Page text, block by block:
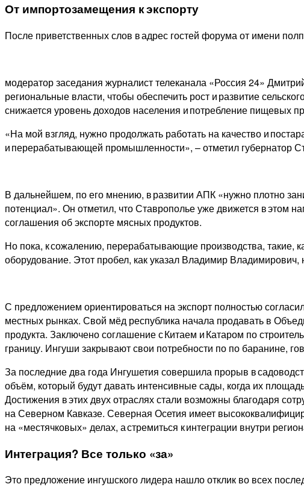
От импортозамещения к экспорту
После приветственных слов в адрес гостей форума от имени
модератор заседания журналист телеканала «Россия 24»
региональные власти, чтобы обеспечить рост и развитие
снижается уровень доходов населения и потребление пищевых
«На мой взгляд, нужно продолжать работать на качество и
и перерабатывающей промышленности», – отметил губернатор
В дальнейшем, по его мнению, в развитии АПК «нужно плотно
потенциал». Он отметил, что Ставрополье уже движется в этом
соглашения об экспорте мясных продуктов.
Но пока, к сожалению, перерабатывающие производства, такие,
оборудование. Этот пробел, как указал Владимир Владимирович,
С предложением ориентироваться на экспорт полностью
местных рынках. Свой мёд республика начала продавать в
продукта. Заключено соглашение с Китаем и Катаром по
границу. Ингуши закрывают свои потребности по по баранине,
За последние два года Ингушетия совершила прорыв в
объём, который будут давать интенсивные сады, когда их
Достижения в этих двух отраслях стали возможны благодаря
на Северном Кавказе. Северная Осетия имеет
на «местячковых» делах, а стремиться к интеграции внутри
Интеграция? Все только «за»
Это предложение ингушского лидера нашло отклик во всех